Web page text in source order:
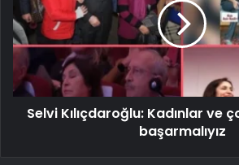
Selvi Kılıçdaroğlu: Kadınlar ve
başarmalıyız